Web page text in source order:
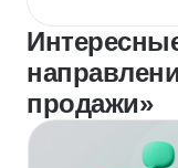
Из
теории простым
удобная
широкого
работами и
Из
продажи»